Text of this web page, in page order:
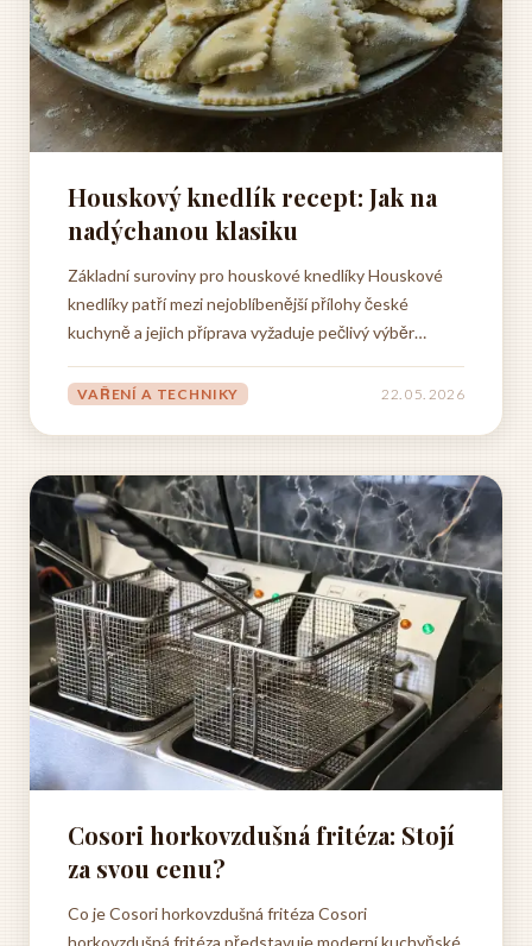
Houskový knedlík recept: Jak na
nadýchanou klasiku
Základní suroviny pro houskové knedlíky Houskové
knedlíky patří mezi nejoblíbenější přílohy české
kuchyně a jejich příprava vyžaduje pečlivý výběr
konzistenci. Kvalitní ingredience jsou základem
VAŘENÍ A TECHNIKY 22. 05. 2026
Cosori horkovzdušná fritéza: Stojí
za svou cenu?
Co je Cosori horkovzdušná fritéza Cosori
horkovzdušná fritéza představuje moderní kuchyňské